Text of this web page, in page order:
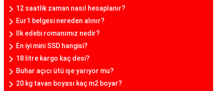
12 saatlik zaman nasıl hesaplanır?
Eur1 belgesi nereden alınır?
Ilk edebi romanımız nedir?
En iyi mini SSD hangisi?
18 litre kargo kaç desi?
Buhar açıcı ütü işe yarıyor mu?
20 kg tavan boyası kaç m2 boyar?